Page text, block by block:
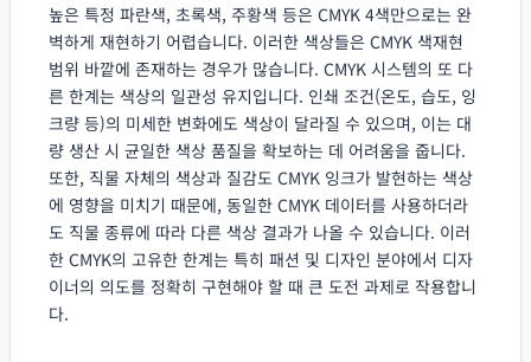
높은 특정 파란색, 초록색, 주황색 등은 CMYK 4색만으로는 완
벽하게 재현하기 어렵습니다. 이러한 색상들은 CMYK 색재현
범위 바깥에 존재하는 경우가 많습니다. CMYK 시스템의 또 다
른 한계는 색상의 일관성 유지입니다. 인쇄 조건(온도, 습도, 잉
크량 등)의 미세한 변화에도 색상이 달라질 수 있으며, 이는 대
량 생산 시 균일한 색상 품질을 확보하는 데 어려움을 줍니다.
또한, 직물 자체의 색상과 질감도 CMYK 잉크가 발현하는 색상
에 영향을 미치기 때문에, 동일한 CMYK 데이터를 사용하더라
도 직물 종류에 따라 다른 색상 결과가 나올 수 있습니다. 이러
한 CMYK의 고유한 한계는 특히 패션 및 디자인 분야에서 디자
이너의 의도를 정확히 구현해야 할 때 큰 도전 과제로 작용합니
다.